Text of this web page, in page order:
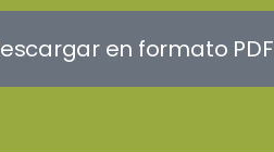
en formato PDF